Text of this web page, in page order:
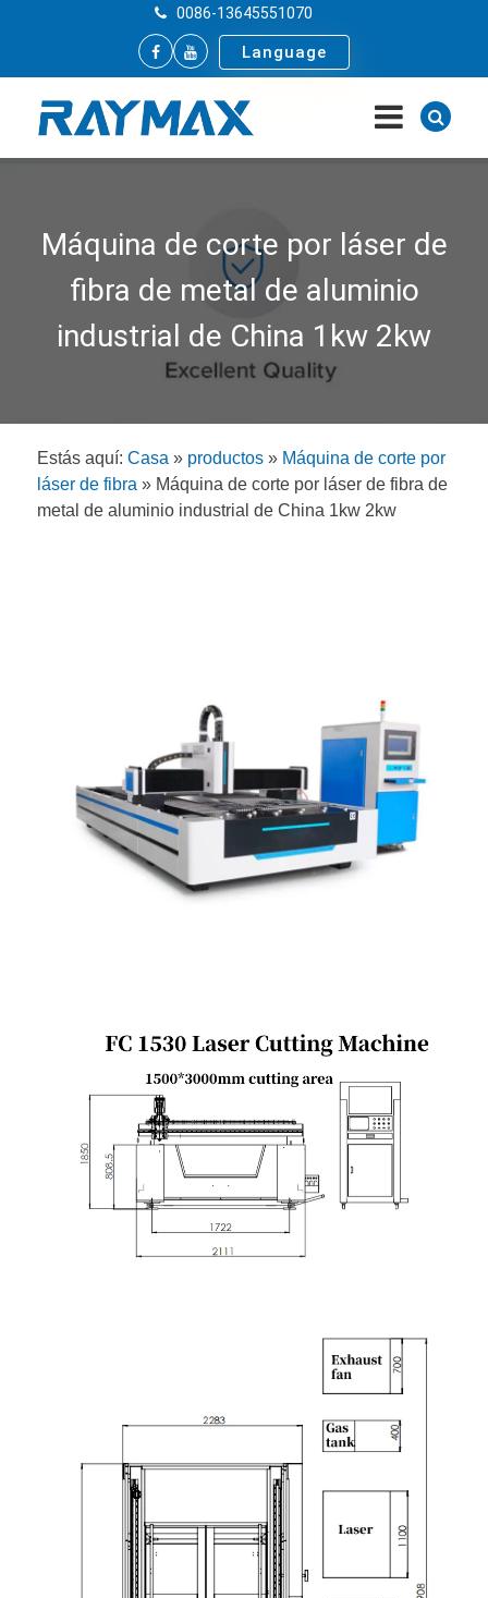
0086-13645551070
Language
Máquina de corte por láser de
fibra de metal de aluminio
industrial de China 1kw 2kw
Estás aquí: Casa » productos » Máquina de corte por
láser de fibra » Máquina de corte por láser de fibra de
metal de aluminio industrial de China 1kw 2kw